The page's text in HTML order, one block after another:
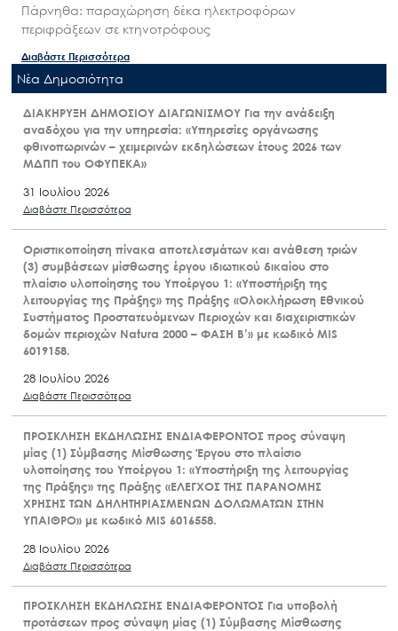
Πάρνηθα: παραχώρηση δέκα ηλεκτροφόρων
περιφράξεων σε κτηνοτρόφους
Διαβάστε Περισσότερα
Nέα Δημοσιότητα
ΔΙΑΚΗΡΥΞΗ ΔΗΜΟΣΙΟΥ ΔΙΑΓΩΝΙΣΜΟΥ Για την ανάδειξη
αναδόχου για την υπηρεσία: «Υπηρεσίες οργάνωσης
φθινοπωρινών – χειμερινών εκδηλώσεων έτους 2026 των
ΜΔΠΠ του ΟΦΥΠΕΚΑ»
31 Ιουλίου 2026
Διαβάστε Περισσότερα
Οριστικοποίηση πίνακα αποτελεσμάτων και ανάθεση τριών
(3) συμβάσεων μίσθωσης έργου ιδιωτικού δικαίου στο
πλαίσιο υλοποίησης του Υποέργου 1: «Υποστήριξη της
λειτουργίας της Πράξης» της Πράξης «Ολοκλήρωση Εθνικού
Συστήματος Προστατευόμενων Περιοχών και διαχειριστικών
δομών περιοχών Natura 2000 – ΦΑΣΗ Β’» με κωδικό MIS
6019158.
28 Ιουλίου 2026
Διαβάστε Περισσότερα
ΠΡΟΣΚΛΗΣΗ ΕΚΔΗΛΩΣΗΣ ΕΝΔΙΑΦΕΡΟΝΤΟΣ προς σύναψη
μίας (1) Σύμβασης Μίσθωσης Έργου στο πλαίσιο
υλοποίησης του Υποέργου 1: «Υποστήριξη της λειτουργίας
της Πράξης» της Πράξης «ΕΛΕΓΧΟΣ ΤΗΣ ΠΑΡΑΝΟΜΗΣ
ΧΡΗΣΗΣ ΤΩΝ ΔΗΛΗΤΗΡΙΑΣΜΕΝΩΝ ΔΟΛΩΜΑΤΩΝ ΣΤΗΝ
ΥΠΑΙΘΡΟ» με κωδικό MIS 6016558.
28 Ιουλίου 2026
Διαβάστε Περισσότερα
ΠΡΟΣΚΛΗΣΗ ΕΚΔΗΛΩΣΗΣ ΕΝΔΙΑΦΕΡΟΝΤΟΣ Για υποβολή
προτάσεων προς σύναψη μίας (1) Σύμβασης Μίσθωσης